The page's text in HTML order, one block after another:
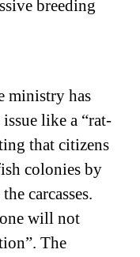
breeding
ministry has
like a “rat-
that citizens
colonies by
carcasses.
will not
The